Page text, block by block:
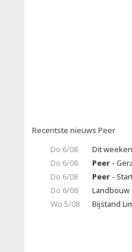
Recentste nieuws Peer
Do 6/08
Dit
Do 6/08
Peer -
Do 6/08
Peer -
Do 6/08
Landbouw
Wo 5/08
Bijstand